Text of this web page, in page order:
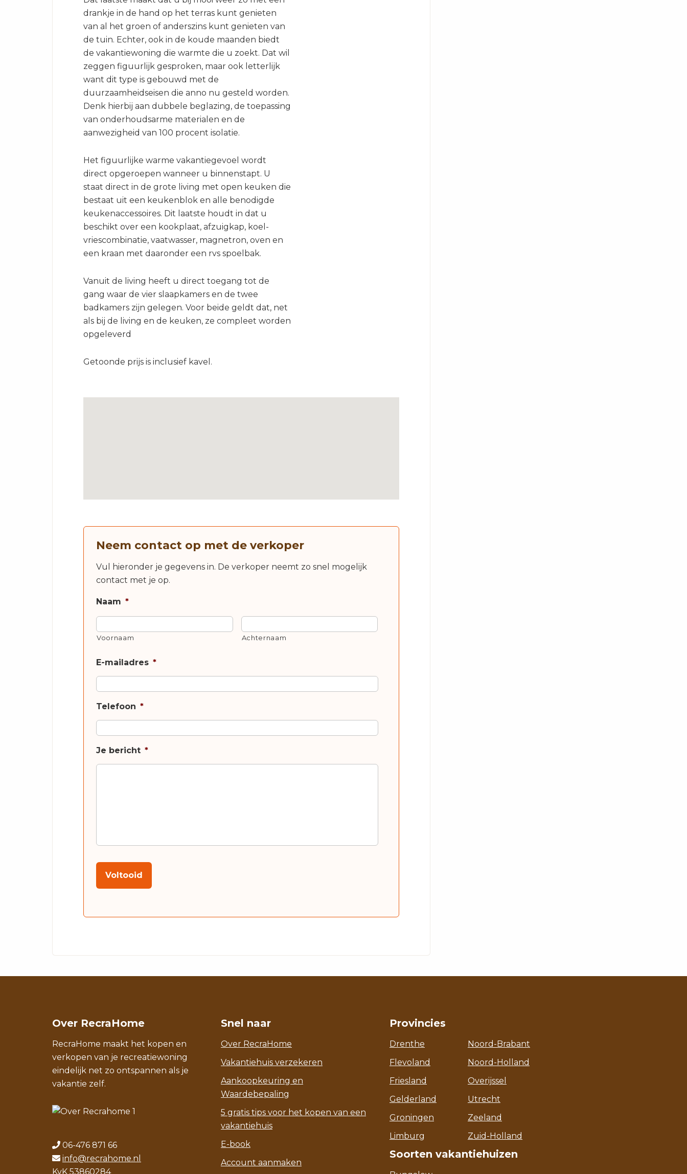
drankje in de hand op het terras kunt genieten
van al het groen of anderszins kunt genieten van
de tuin. Echter, ook in de koude maanden biedt
de vakantiewoning die warmte die u zoekt. Dat wil
zeggen figuurlijk gesproken, maar ook letterlijk
want dit type is gebouwd met de
duurzaamheidseisen die anno nu gesteld worden.
Denk hierbij aan dubbele beglazing, de toepassing
van onderhoudsarme materialen en de
aanwezigheid van 100 procent isolatie.
Het figuurlijke warme vakantiegevoel wordt
direct opgeroepen wanneer u binnenstapt. U
staat direct in de grote living met open keuken die
bestaat uit een keukenblok en alle benodigde
keukenaccessoires. Dit laatste houdt in dat u
beschikt over een kookplaat, afzuigkap, koel-
vriescombinatie, vaatwasser, magnetron, oven en
een kraan met daaronder een rvs spoelbak.
Vanuit de living heeft u direct toegang tot de
gang waar de vier slaapkamers en de twee
badkamers zijn gelegen. Voor beide geldt dat, net
als bij de living en de keuken, ze compleet worden
opgeleverd
Getoonde prijs is inclusief kavel.
Neem contact op met de verkoper
Vul hieronder je gegevens in. De verkoper neemt zo snel mogelijk
contact met je op.
Naam *
Voornaam Achternaam
E-mailadres *
Telefoon *
Je bericht *
Voltooid
Over RecraHome
RecraHome maakt het kopen en
verkopen van je recreatiewoning
eindelijk net zo ontspannen als je
vakantie zelf.
06-476 871 66
info@recrahome.nl
KvK 53860284
Snel naar
Over RecraHome
Vakantiehuis verzekeren
Aankoopkeuring en
Waardebepaling
5 gratis tips voor het kopen van een
vakantiehuis
E-book
Account aanmaken
Provincies
Drenthe
Flevoland
Friesland
Gelderland
Groningen
Limburg
Noord-Brabant
Noord-Holland
Overijssel
Utrecht
Zeeland
Zuid-Holland
Soorten vakantiehuizen